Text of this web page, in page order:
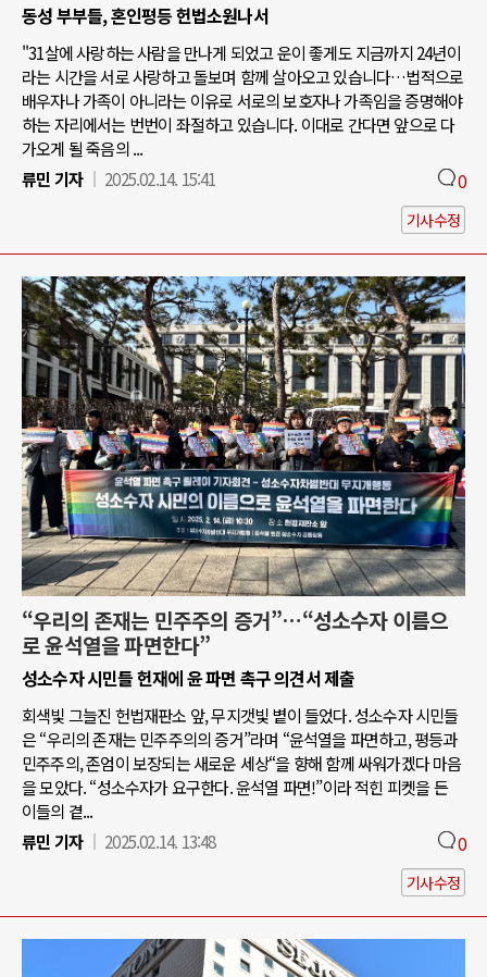
동성 부부들, 혼인평등 헌법소원나서
"31살에 사랑하는 사람을 만나게 되었고 운이 좋게도 지금까지 24년이
라는 시간을 서로 사랑하고 돌보며 함께 살아오고 있습니다…법적으로
배우자나 가족이 아니라는 이유로 서로의 보호자나 가족임을 증명해야
하는 자리에서는 번번이 좌절하고 있습니다. 이대로 간다면 앞으로 다
가오게 될 죽음의 ...
류민 기자
2025.02.14. 15:41 0
기사수정
“우리의 존재는 민주주의 증거”…“성소수자 이름으
로 윤석열을 파면한다”
성소수자 시민들 헌재에 윤 파면 촉구 의견서 제출
회색빛 그늘진 헌법재판소 앞, 무지갯빛 볕이 들었다. 성소수자 시민들
은 “우리의 존재는 민주주의의 증거”라며 “윤석열을 파면하고, 평등과
민주주의, 존엄이 보장되는 새로운 세상“을 향해 함께 싸워가겠다 마음
을 모았다. “성소수자가 요구한다. 윤석열 파면!”이라 적힌 피켓을 든
이들의 곁...
류민 기자
2025.02.14. 13:48 0
기사수정